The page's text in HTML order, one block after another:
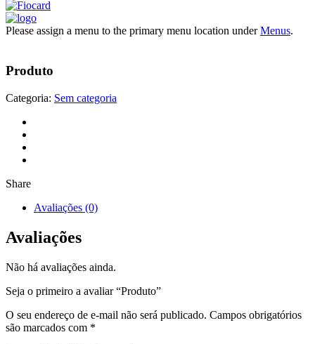
Please assign a menu to the primary menu location underMenus.
Produto
Categoria: Sem categoria
Share
Avaliações (0)
Avaliações
Não há avaliações ainda.
Seja o primeiro a avaliar “Produto”
O seu endereço de e-mail não será publicado. Campos obrigatórios
são marcados com *